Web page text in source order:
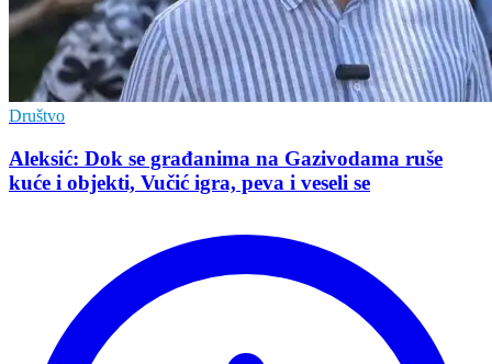
Društvo
Aleksić: Dok se građanima na Gazivodama ruše
kuće i objekti, Vučić igra, peva i veseli se